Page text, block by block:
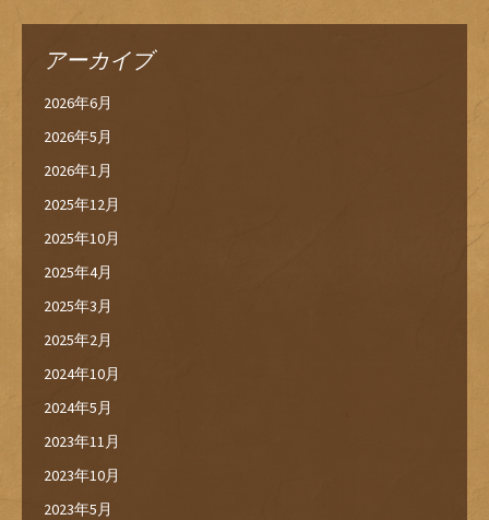
アーカイブ
2026年6月
2026年5月
2026年1月
2025年12月
2025年10月
2025年4月
2025年3月
2025年2月
2024年10月
2024年5月
2023年11月
2023年10月
2023年5月